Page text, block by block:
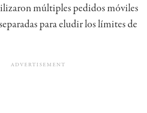
múltiples pedidos móviles
para eludir los límites de